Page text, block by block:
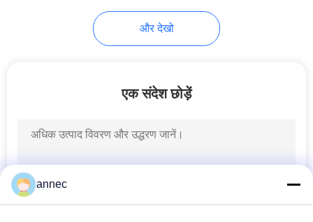
हॉट ब्लास्ट स्टोव
और देखो
एक संदेश छोड़ें
annec